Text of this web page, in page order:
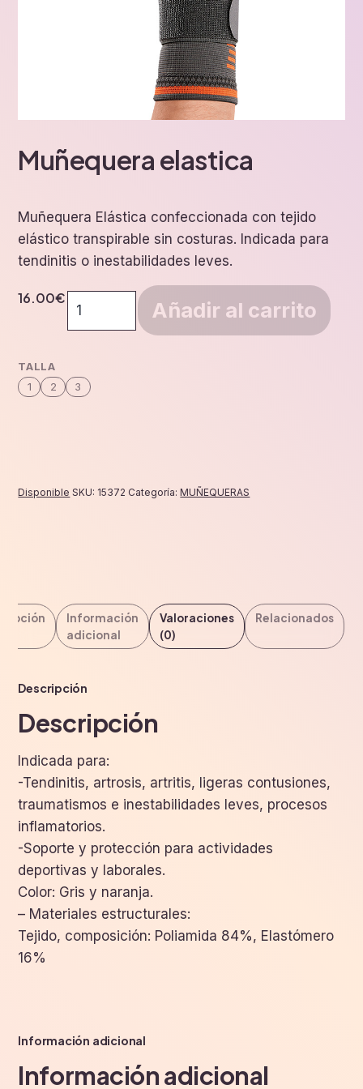
Muñequera elastica
Muñequera Elástica confeccionada con tejido
elástico transpirable sin costuras. Indicada para
tendinitis o inestabilidades leves.
TALLA
1 2 3
16.00€
elastica
Añadir al carrito
Disponible SKU: 15372 Categoría:MUÑEQUERAS
Información
adicional
Valoraciones
(0)
Relacionados
Descripción
Descripción
Indicada para:
-Tendinitis, artrosis, artritis, ligeras contusiones,
traumatismos e inestabilidades leves, procesos
inflamatorios.
-Soporte y protección para actividades
deportivas y laborales.
Color: Gris y naranja.
– Materiales estructurales:
Tejido, composición: Poliamida 84%, Elastómero
16%
Información adicional
Información adicional